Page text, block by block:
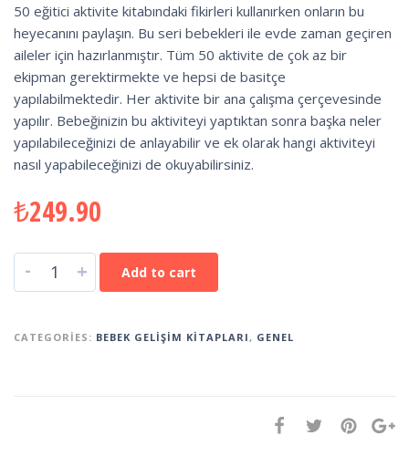
50 eğitici aktivite kitabındaki fikirleri kullanırken onların bu
heyecanını paylaşın. Bu seri bebekleri ile evde zaman geçiren
aileler için hazırlanmıştır. Tüm 50 aktivite de çok az bir
ekipman gerektirmekte ve hepsi de basitçe
yapılabilmektedir. Her aktivite bir ana çalışma çerçevesinde
yapılır. Bebeğinizin bu aktiviteyi yaptıktan sonra başka neler
yapılabileceğinizi de anlayabilir ve ek olarak hangi aktiviteyi
nasıl yapabileceğinizi de okuyabilirsiniz.
₺249.90
- + Add to cart
CATEGORIES: BEBEK GELIŞIM KITAPLARI , GENEL